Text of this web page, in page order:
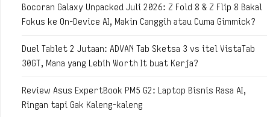
Bocoran Galaxy Unpacked Juli 2026: Z Fold 8 & Z Flip 8 Bakal
Fokus ke On-Device AI, Makin Canggih atau Cuma Gimmick?
Duel Tablet 2 Jutaan: ADVAN Tab Sketsa 3 vs itel VistaTab
30GT, Mana yang Lebih Worth It buat Kerja?
Review Asus ExpertBook PM5 G2: Laptop Bisnis Rasa AI,
Ringan tapi Gak Kaleng-kaleng